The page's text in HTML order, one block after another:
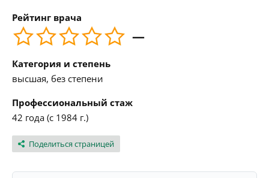
Рейтинг врача
—
Категория и степень
высшая, без степени
Профессиональный стаж
42 года (с 1984 г.)
Поделиться страницей